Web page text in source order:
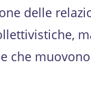
delle
che muovono